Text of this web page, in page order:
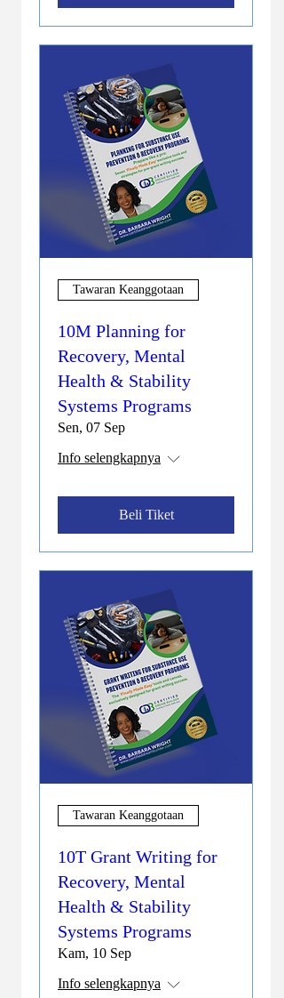
Tawaran Keanggotaan
10M Planning for
Recovery, Mental
Health & Stability
Systems Programs
Sen, 07 Sep
Info selengkapnya
Beli Tiket
Tawaran Keanggotaan
10T Grant Writing for
Recovery, Mental
Health & Stability
Systems Programs
Kam, 10 Sep
Info selengkapnya